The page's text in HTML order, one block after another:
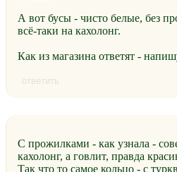
А вот бусы - чисто белые, без
всё-таки на кахолонг.
Как из магазина ответят -
ответить
С прожилками - как узнала -
кахолонг, а говлит, правда
Так что то самое кольцо - с